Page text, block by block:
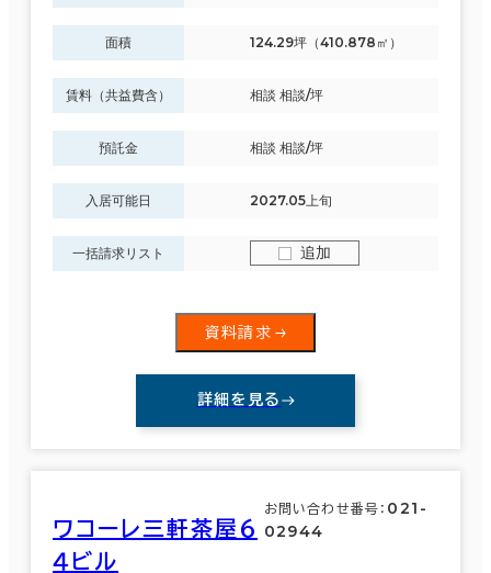
面積 124.29坪（410.878㎡）
賃料（共益費含） 相談 相談/坪
預託金 相談 相談/坪
入居可能日 2027.05上旬
一括請求リスト 追加
資料請求
詳細を見る
ワコーレ三軒茶屋６
４ビル
お問い合わせ番号： 021-
02944